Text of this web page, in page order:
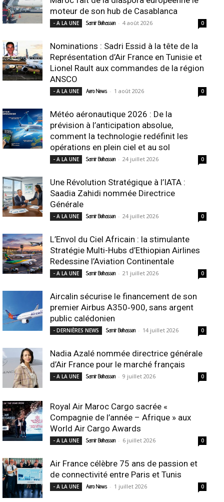
moteur de son hub de Casablanca
- A LA UNE Samir Belhassen - 4 août 2026 0
Nominations : Sadri Essid à la tête de la
Représentation d’Air France en Tunisie et
Lionel Rault aux commandes de la région
ANSCO
- A LA UNE Aero News - 1 août 2026 0
Météo aéronautique 2026 : De la
prévision à l’anticipation absolue,
comment la technologie redéfinit les
opérations en plein ciel et au sol
- A LA UNE Samir Belhassen - 24 juillet 2026 0
Une Révolution Stratégique à l’IATA :
Saadia Zahidi nommée Directrice
Générale
- A LA UNE Samir Belhassen - 24 juillet 2026 0
L’Envol du Ciel Africain : la stimulante
Stratégie Multi-Hubs d’Ethiopian Airlines
Redessine l’Aviation Continentale
- A LA UNE Samir Belhassen - 21 juillet 2026 0
Aircalin sécurise le financement de son
premier Airbus A350‑900, sans argent
public calédonien
- DERNIÈRES NEWS Samir Belhassen - 14 juillet 2026 0
Nadia Azalé nommée directrice générale
d’Air France pour le marché français
- A LA UNE Samir Belhassen - 9 juillet 2026 0
Royal Air Maroc Cargo sacrée «
Compagnie de l’année – Afrique » aux
World Air Cargo Awards
- A LA UNE Samir Belhassen - 6 juillet 2026 0
Air France célèbre 75 ans de passion et
de connectivité entre Paris et Tunis
- A LA UNE Aero News - 1 juillet 2026 0